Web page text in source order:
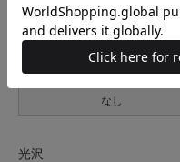
なし
なし
光沢